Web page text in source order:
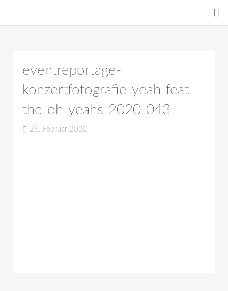
eventreportage-
konzertfotografie-yeah-feat-
the-oh-yeahs-2020-043
26. Februar 2020